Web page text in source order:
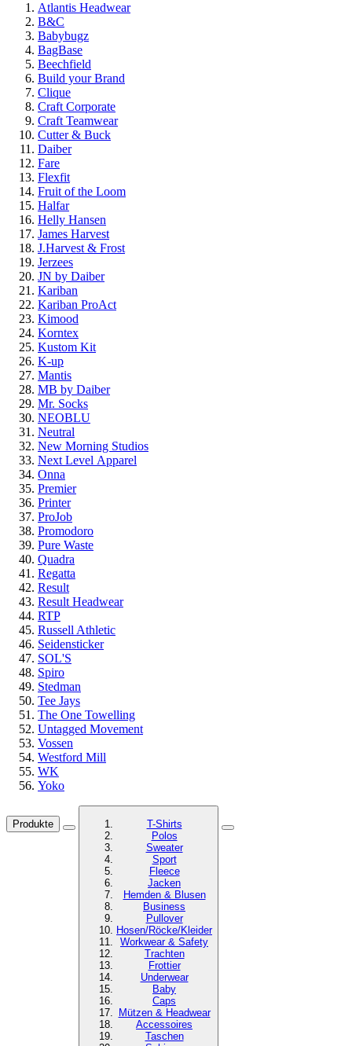
Atlantis Headwear
B&C
Babybugz
BagBase
Beechfield
Build your Brand
Clique
Craft Corporate
Craft Teamwear
Cutter & Buck
Daiber
Fare
Flexfit
Fruit of the Loom
Halfar
Helly Hansen
James Harvest
J.Harvest & Frost
Jerzees
JN by Daiber
Kariban
Kariban ProAct
Kimood
Korntex
Kustom Kit
K-up
Mantis
MB by Daiber
Mr. Socks
NEOBLU
Neutral
New Morning Studios
Next Level Apparel
Onna
Premier
Printer
ProJob
Promodoro
Pure Waste
Quadra
Regatta
Result
Result Headwear
RTP
Russell Athletic
Seidensticker
SOL'S
Spiro
Stedman
Tee Jays
The One Towelling
Untagged Movement
Vossen
Westford Mill
WK
Yoko
Produkte
T-Shirts
Polos
Sweater
Sport
Fleece
Jacken
Hemden & Blusen
Business
Pullover
Hosen/Röcke/Kleider
Workwear & Safety
Trachten
Frottier
Underwear
Baby
Caps
Mützen & Headwear
Accessoires
Taschen